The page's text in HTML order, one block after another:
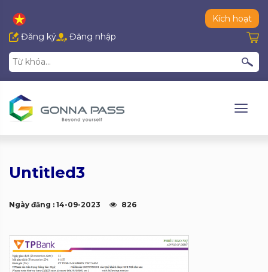
Kích hoạt
Đăng ký
Đăng nhập
Untitled3
Ngày đăng : 14-09-2023 826